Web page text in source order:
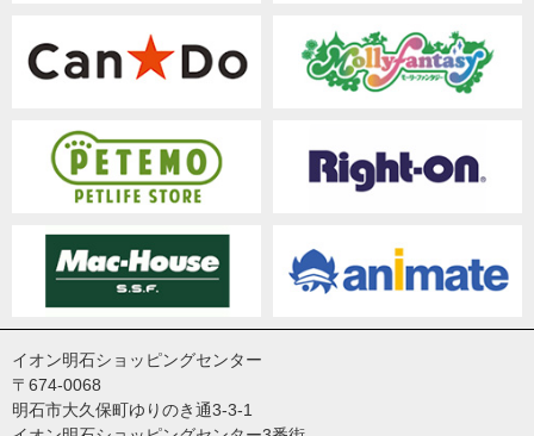
イオン明石ショッピングセンター
〒674-0068
明石市大久保町ゆりのき通3-3-1